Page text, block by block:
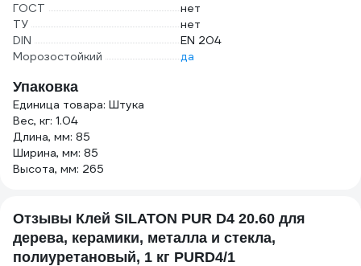
ГОСТ
нет
ТУ
нет
DIN
EN 204
Морозостойкий
да
Упаковка
Единица товара: Штука
Вес, кг: 1.04
Длина, мм: 85
Ширина, мм: 85
Высота, мм: 265
Отзывы Клей SILATON PUR D4 20.60 для
дерева, керамики, металла и стекла,
полиуретановый, 1 кг PURD4/1